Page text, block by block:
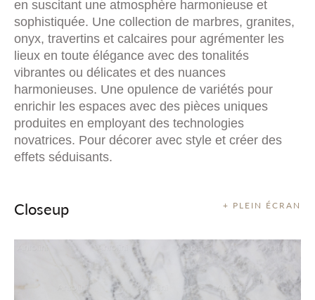
en suscitant une atmosphère harmonieuse et
sophistiquée. Une collection de marbres, granites,
onyx, travertins et calcaires pour agrémenter les
lieux en toute élégance avec des tonalités
vibrantes ou délicates et des nuances
harmonieuses. Une opulence de variétés pour
enrichir les espaces avec des pièces uniques
produites en employant des technologies
novatrices. Pour décorer avec style et créer des
effets séduisants.
+ PLEIN ÉCRAN
Closeup